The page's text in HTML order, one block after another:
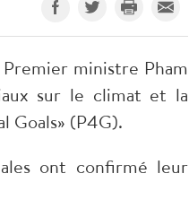
ministre Pham
sur le climat et la
Goals» (P4G).
ont confirmé leur